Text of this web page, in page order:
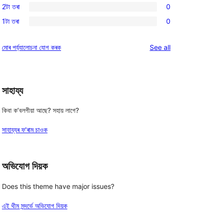
review
star
reviews
3-
star
0
2-
reviews
2টা তৰা 0
0
star
1টা তৰা 0
মোৰ পৰ্য্যালোচনা যোগ কৰক See allreviews
সাহায্য
কিবা ক’বলগীয়া আছে? সহায় লাগে?
সাহায্যৰ ফ’ৰাম চাওক
অভিযোগ দিয়ক
Does this theme have major issues?
এই থীম সন্দৰ্ভে অভিযোগ দিয়ক